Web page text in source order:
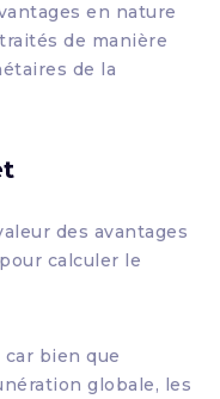
en nature
de manière
de la
des avantages
pour calculer le
bien que
globale, les